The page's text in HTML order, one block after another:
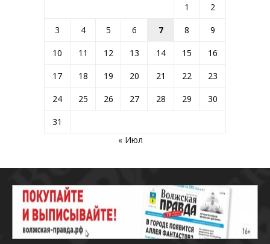
1
2
3
4 5 6 7 8
9
10
11 12 13 14 15
16
17
18 19 20 21 22
23
24
25 26 27 28 29
30
31
« Июл